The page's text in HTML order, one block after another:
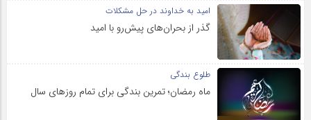
امید به خداوند در حل مشکلات
گذر از بحران‌های پیش‌رو با امید
طلوع بندگی
ماه رمضان؛ تمرین بندگی برای تمام روزهای سال